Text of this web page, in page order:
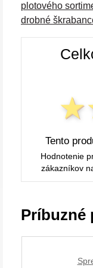
plotového
drobné
Tento
Hodnotenie
zákazníkov
Príbuzné